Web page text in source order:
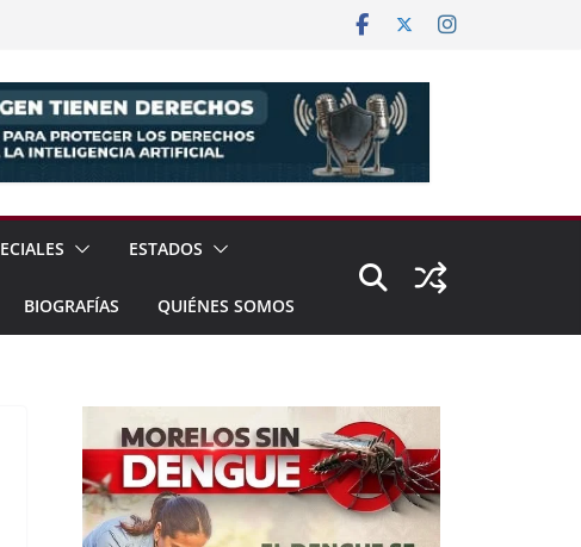
ESTADOS
BIOGRAFÍAS QUIÉNES SOMOS